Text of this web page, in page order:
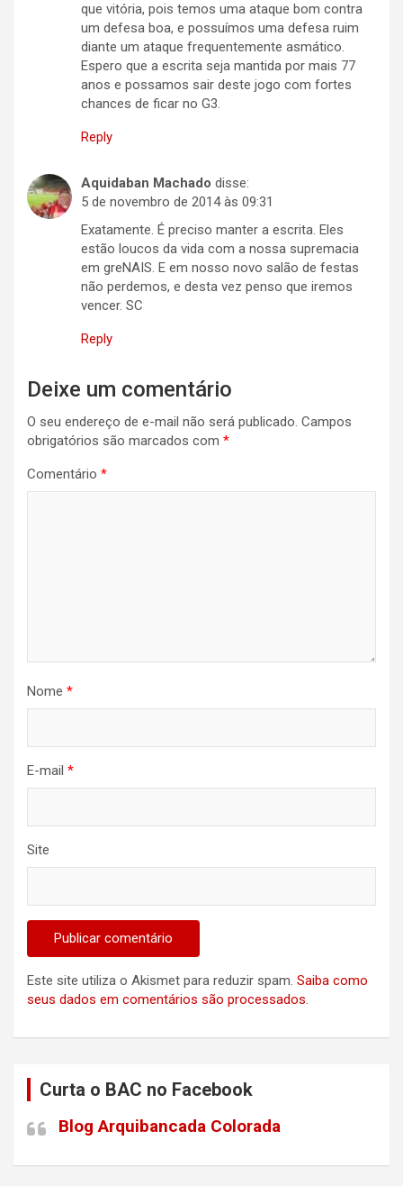
que vitória, pois temos uma ataque bom contra
um defesa boa, e possuímos uma defesa ruim
diante um ataque frequentemente asmático.
Espero que a escrita seja mantida por mais 77
anos e possamos sair deste jogo com fortes
chances de ficar no G3.
Reply
Aquidaban Machado disse:
5 de novembro de 2014 às 09:31
Exatamente. É preciso manter a escrita. Eles
estão loucos da vida com a nossa supremacia
em greNAIS. E em nosso novo salão de festas
não perdemos, e desta vez penso que iremos
vencer. SC
Reply
Deixe um comentário
O seu endereço de e-mail não será publicado. Campos
obrigatórios são marcados com *
Comentário *
Nome *
E-mail *
Site
Este site utiliza o Akismet para reduzir spam. Saiba como
seus dados em comentários são processados.
Curta o BAC no Facebook
Blog Arquibancada Colorada